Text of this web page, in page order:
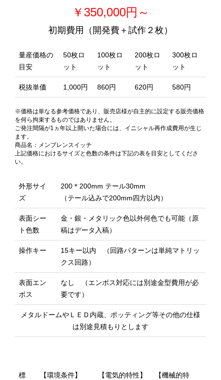
￥350,000円～
初期費用（開発費＋試作２枚）
量産価格の
目安
50枚ロ
ット
100枚ロ
ット
200枚ロ
ット
300枚ロ
ット
税抜単価 1,000円 860円 620円 580円
※価格は単なる参考価格であり、販売店様が自主的に設定する販売価格
を何ら拘束するものではありません。
ご発注間隔が1ヵ年以上開いた場合には、イニシャル再作成費用が生じ
ます。
商品名：メンブレンスイッチ
上記価格におけるサイズと色数の条件は下記の表を目安としてくださ
い。
外形サイ
ズ
200＊200mm テール30mm
（テール込みで200mm四方以内）
表面シー
ト色数
金・銀・メタリック色以外何色でも可能（原
稿はデータ入稿）
操作キー
15キー以内 （回路パターンは単純マトリッ
クス回路）
表面エン
ボス
なし （エンボス対応には別途金型費用が必
要です）
メタルドームやＬＥＤ内蔵、ポッティング等その他の仕様
は別途見積もりとします
標
【環境条件】
【電気的特性】
【機械的特